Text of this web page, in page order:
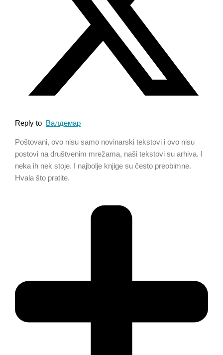
Reply to Валдемар
Poštovani, ovo nisu samo novinarski tekstovi i ovo nisu
postovi na društvenim mrežama, naši tekstovi su arhiva. I
neka ih nek stoje. I najbolje knjige su često preobimne.
Hvala što pratite.